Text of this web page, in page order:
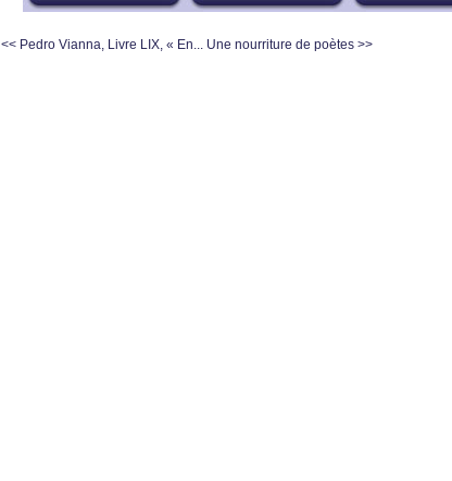
<< Pedro Vianna, Livre LIX, « En... Une nourriture de poètes >>